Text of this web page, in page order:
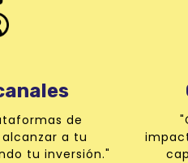
de
a tu
tu inversión."